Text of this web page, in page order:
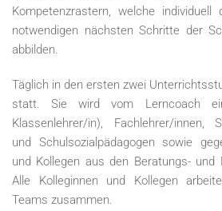
Kompetenzrastern, welche
notwendigen nächsten Schritte der
abbilden.
Täglich in den ersten zwei
statt. Sie wird vom Lerncoach
Klassenlehrer/in), Fachlehrer/innen,
und Schulsozialpädagogen sowie
und Kollegen aus den Beratungs- und
Alle Kolleginnen und Kollegen
Teams zusammen.